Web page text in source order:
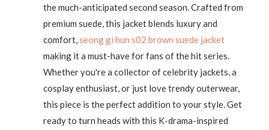
the much-anticipated second season. Crafted from
premium suede, this jacket blends luxury and
comfort,seong gi hun s02 brown suede jacket
making it a must-have for fans of the hit series.
Whether you're a collector of celebrity jackets, a
cosplay enthusiast, or just love trendy outerwear,
this piece is the perfect addition to your style. Get
ready to turn heads with this K-drama-inspired